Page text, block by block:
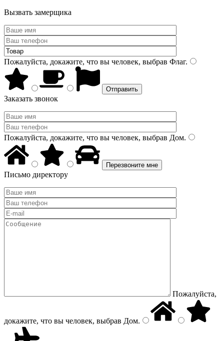
Вызвать замерщика
Пожалуйста, докажите, что вы человек, выбрав Флаг.
Заказать звонок
Пожалуйста, докажите, что вы человек, выбрав Дом.
Письмо директору
Пожалуйста,
докажите, что вы человек, выбрав Дом.